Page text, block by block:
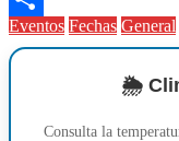
Compartir
Eventos Fechas General
🌦️
Consulta la